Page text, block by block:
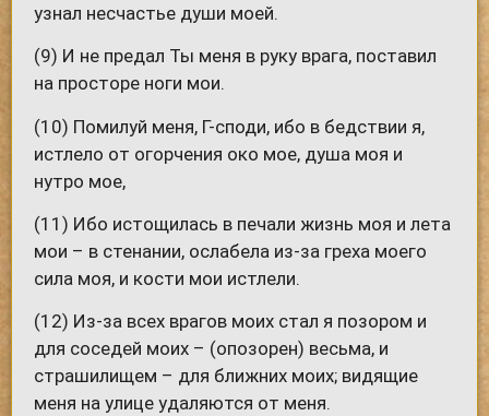
узнал несчастье души моей.
(9) И не предал Ты меня в руку врага, поставил
на просторе ноги мои.
(10) Помилуй меня, Г-споди, ибо в бедствии я,
истлело от огорчения око мое, душа моя и
нутро мое,
(11) Ибо истощилась в печали жизнь моя и лета
мои – в стенании, ослабела из-за греха моего
сила моя, и кости мои истлели.
(12) Из-за всех врагов моих стал я позором и
для соседей моих – (опозорен) весьма, и
страшилищем – для ближних моих; видящие
меня на улице удаляются от меня.